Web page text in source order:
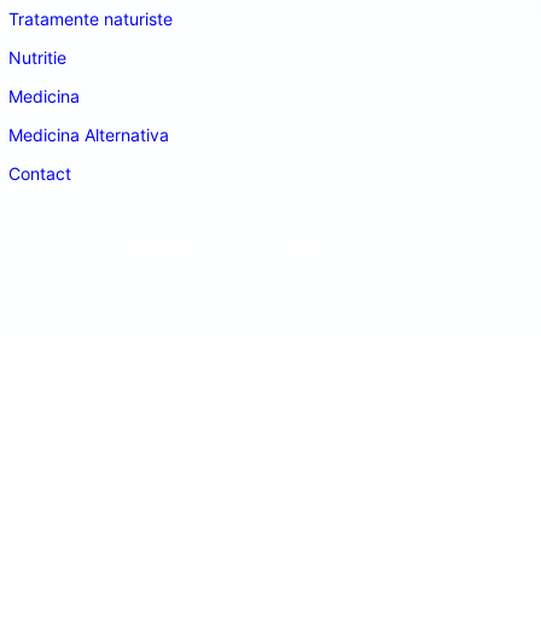
Tratamente naturiste
Nutritie
Medicina
Medicina Alternativa
Contact